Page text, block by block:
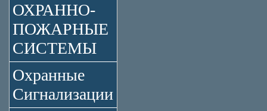
ОХРАННО-
ПОЖАРНЫЕ
СИСТЕМЫ
Охранные
Сигнализации